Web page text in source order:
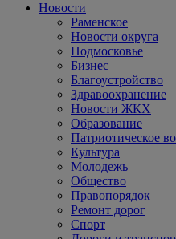
Новости
Раменское
Новости округа
Подмосковье
Бизнес
Благоустройство
Здравоохранение
Новости ЖКХ
Образование
Патриотическое
Культура
Молодежь
Общество
Правопорядок
Ремонт дорог
Спорт